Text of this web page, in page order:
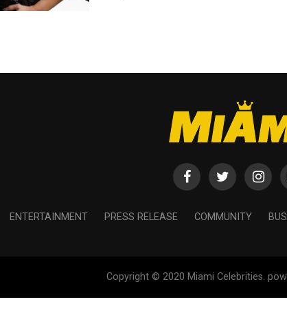
ENTERTAINMENT PRESS RELEASE COMMUNITY
Copyright © 2020 Miami Celebrities.